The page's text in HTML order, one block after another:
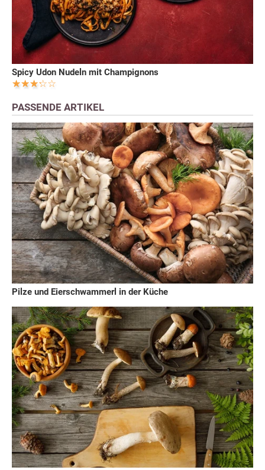
Spicy Udon Nudeln mit Champignons
PASSENDE ARTIKEL
Pilze und Eierschwammerl in der Küche